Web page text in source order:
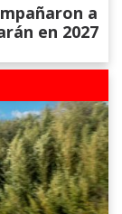
a
en 2027